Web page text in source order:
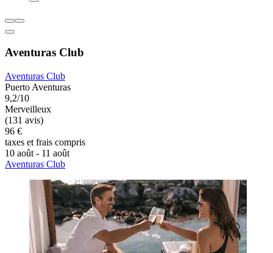
Aventuras Club
Aventuras Club
Puerto Aventuras
9,2/10
Merveilleux
(131 avis)
96 €
taxes et frais compris
10 août - 11 août
Aventuras Club